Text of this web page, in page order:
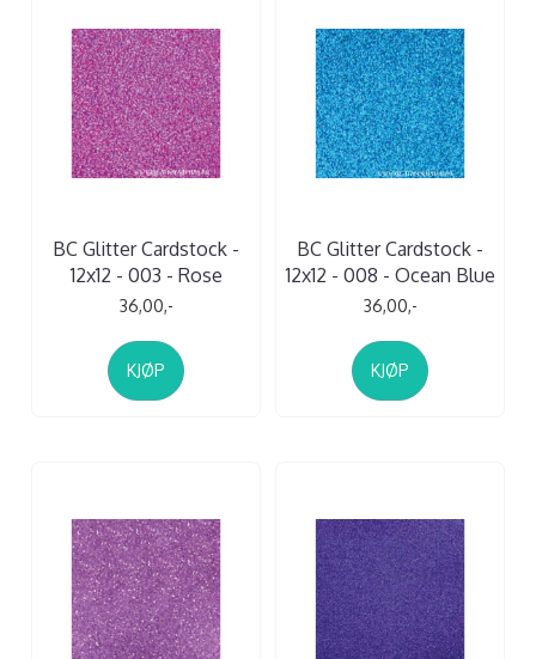
BC Glitter Cardstock -
12x12 - 003 - Rose
36,00,-
KJØP
BC Glitter Cardstock -
12x12 - 008 - Ocean Blue
36,00,-
KJØP